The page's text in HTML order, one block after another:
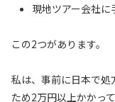
現地ツアー会社に
この2つがあります。
私は、事前に日本で処
ため2万円以上かかっ